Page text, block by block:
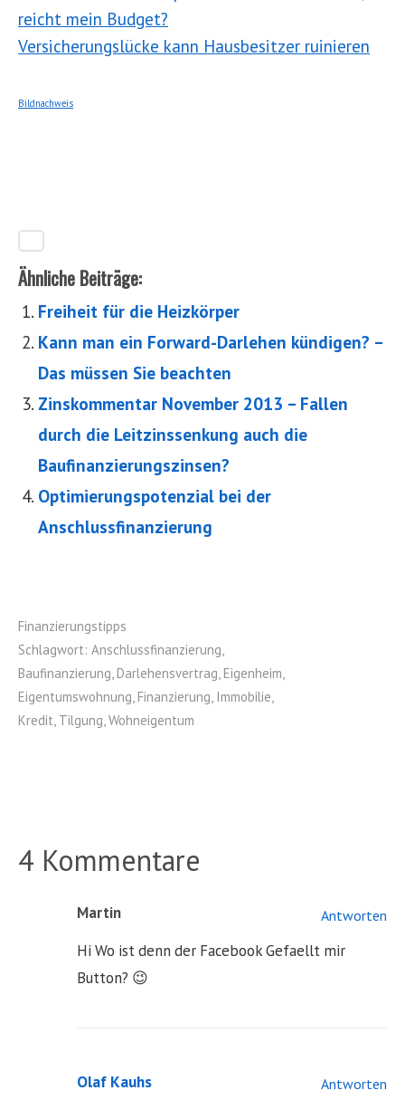
reicht mein Budget?
Versicherungslücke kann Hausbesitzer ruinieren
Bildnachweis
Ähnliche Beiträge:
Freiheit für die Heizkörper
Kann man ein Forward-Darlehen kündigen? –
Das müssen Sie beachten
Zinskommentar November 2013 – Fallen
durch die Leitzinssenkung auch die
Baufinanzierungszinsen?
Optimierungspotenzial bei der
Anschlussfinanzierung
Finanzierungstipps
Schlagwort: Anschlussfinanzierung,
Baufinanzierung, Darlehensvertrag, Eigenheim,
Eigentumswohnung, Finanzierung, Immobilie,
Kredit, Tilgung,Wohneigentum
4 Kommentare
Martin Antworten
Hi Wo ist denn der Facebook Gefaellt mir
Button? 😉
Olaf Kauhs Antworten